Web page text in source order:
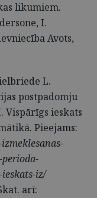
likumiem.
I.
Avots,
L.
postpadomju
ieskats
Pieejams:
iz/
arī: